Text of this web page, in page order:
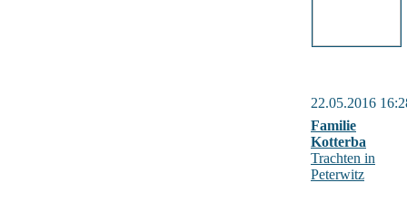
22.05.2016
Familie
Kotterba
Trachten in
Peterwitz